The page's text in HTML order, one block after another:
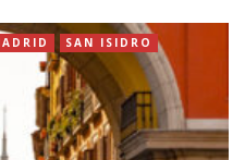
SAN ISIDRO